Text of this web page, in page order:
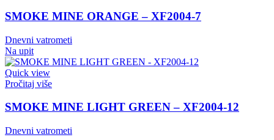
SMOKE MINE ORANGE – XF2004-7
Dnevni vatrometi
Na upit
Quick view
Pročitaj više
SMOKE MINE LIGHT GREEN – XF2004-12
Dnevni vatrometi